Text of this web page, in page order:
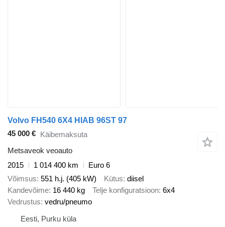
Volvo FH540 6X4 HIAB 96ST 97
45 000 € Käibemaksuta
Metsaveok veoauto
2015
1 014 400 km
Euro 6
Võimsus 551 h.j. (405 kW) Kütus diisel
Kandevõime 16 440 kg Telje konfiguratsioon 6x4
Vedrustus vedru/pneumo
Eesti, Purku küla